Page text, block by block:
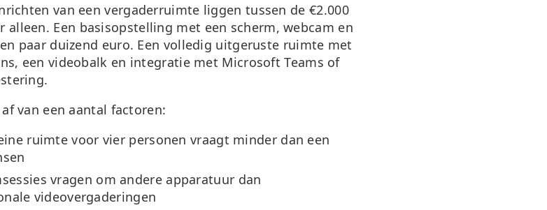
van een vergaderruimte liggen tussen de €2.000
alleen. Een basisopstelling met een scherm, webcam en
paar duizend euro. Een volledig uitgeruste ruimte met
een videobalk en integratie met Microsoft Teams of
van een aantal factoren:
ruimte voor vier personen vraagt minder dan een
vragen om andere apparatuur dan
videovergaderingen